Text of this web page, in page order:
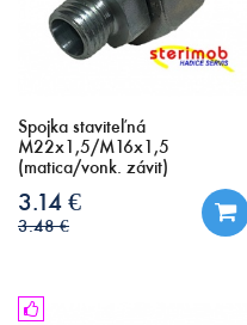
Spojka staviteľná
M22x1,5/M16x1,5
(matica/vonk. závit)
3.14 €
3.48 €